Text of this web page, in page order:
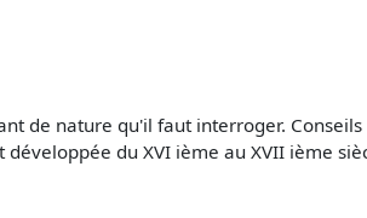
de nature qu'il faut interroger.
du XVI ième au XVII ième